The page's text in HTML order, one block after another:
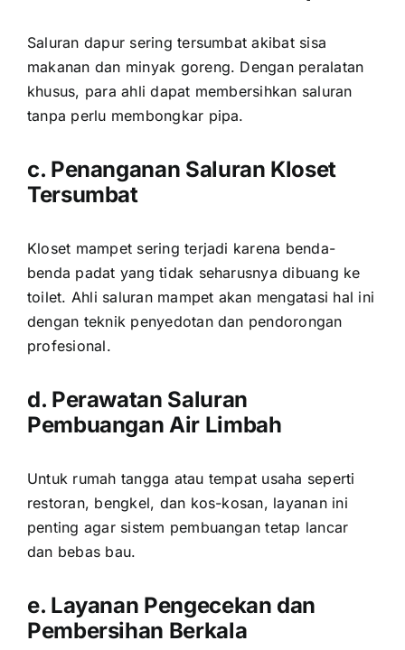
Saluran dapur sering tersumbat akibat sisa
makanan dan minyak goreng. Dengan peralatan
khusus, para ahli dapat membersihkan saluran
tanpa perlu membongkar pipa.
c. Penanganan Saluran Kloset
Tersumbat
Kloset mampet sering terjadi karena benda-
benda padat yang tidak seharusnya dibuang ke
toilet. Ahli saluran mampet akan mengatasi hal ini
dengan teknik penyedotan dan pendorongan
profesional.
d. Perawatan Saluran
Pembuangan Air Limbah
Untuk rumah tangga atau tempat usaha seperti
restoran, bengkel, dan kos-kosan, layanan ini
penting agar sistem pembuangan tetap lancar
dan bebas bau.
e. Layanan Pengecekan dan
Pembersihan Berkala